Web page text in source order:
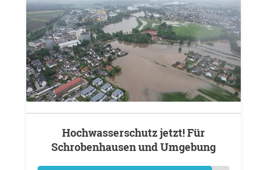
Hochwasserschutz jetzt! Für
Schrobenhausen und Umgebung